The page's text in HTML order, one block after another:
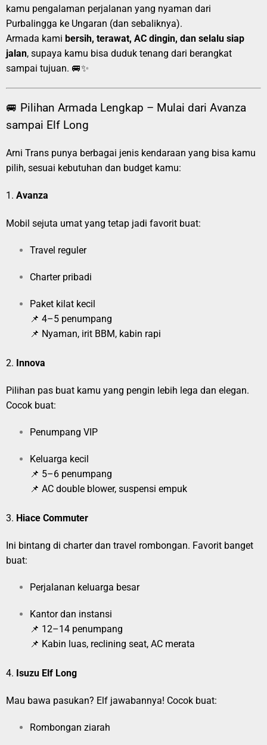
kamu pengalaman perjalanan yang nyaman dari
Purbalingga ke Ungaran (dan sebaliknya).
Armada kami bersih, terawat, AC dingin, dan selalu siap
jalan, supaya kamu bisa duduk tenang dari berangkat
sampai tujuan. 🚐✨
🚐 Pilihan Armada Lengkap – Mulai dari Avanza
sampai Elf Long
Arni Trans punya berbagai jenis kendaraan yang bisa kamu
pilih, sesuai kebutuhan dan budget kamu:
1. Avanza
Mobil sejuta umat yang tetap jadi favorit buat:
Travel reguler
Charter pribadi
Paket kilat kecil
📌 4–5 penumpang
📌 Nyaman, irit BBM, kabin rapi
2. Innova
Pilihan pas buat kamu yang pengin lebih lega dan elegan.
Cocok buat:
Penumpang VIP
Keluarga kecil
📌 5–6 penumpang
📌 AC double blower, suspensi empuk
3. Hiace Commuter
Ini bintang di charter dan travel rombongan. Favorit banget
buat:
Perjalanan keluarga besar
Kantor dan instansi
📌 12–14 penumpang
📌 Kabin luas, reclining seat, AC merata
4. Isuzu Elf Long
Mau bawa pasukan? Elf jawabannya! Cocok buat:
Rombongan ziarah